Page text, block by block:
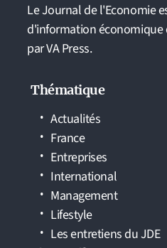
Le Journal de l'Economie
d'information économique
par VA Press.
Thématique
Actualités
France
Entreprises
International
Management
Lifestyle
Les entretiens du JDE